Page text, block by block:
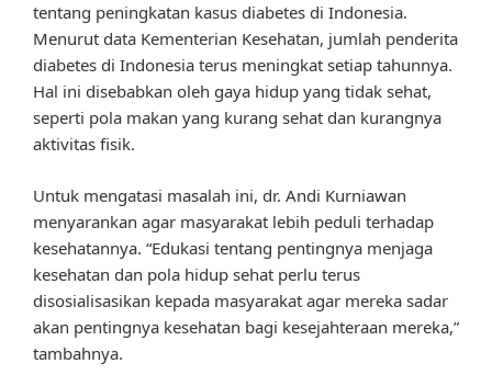
tentang peningkatan kasus diabetes di Indonesia.
Menurut data Kementerian Kesehatan, jumlah penderita
diabetes di Indonesia terus meningkat setiap tahunnya.
Hal ini disebabkan oleh gaya hidup yang tidak sehat,
seperti pola makan yang kurang sehat dan kurangnya
aktivitas fisik.
Untuk mengatasi masalah ini, dr. Andi Kurniawan
menyarankan agar masyarakat lebih peduli terhadap
kesehatannya. “Edukasi tentang pentingnya menjaga
kesehatan dan pola hidup sehat perlu terus
disosialisasikan kepada masyarakat agar mereka sadar
akan pentingnya kesehatan bagi kesejahteraan mereka,”
tambahnya.